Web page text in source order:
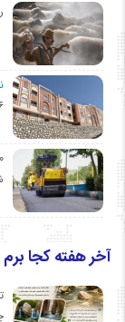
۶۶ واحد
آخر هفته کجا